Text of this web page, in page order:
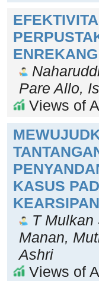
ENREKANG
Pare Allo,
Views of
KASUS
T Mulkan
Manan,
Ashri
Views of